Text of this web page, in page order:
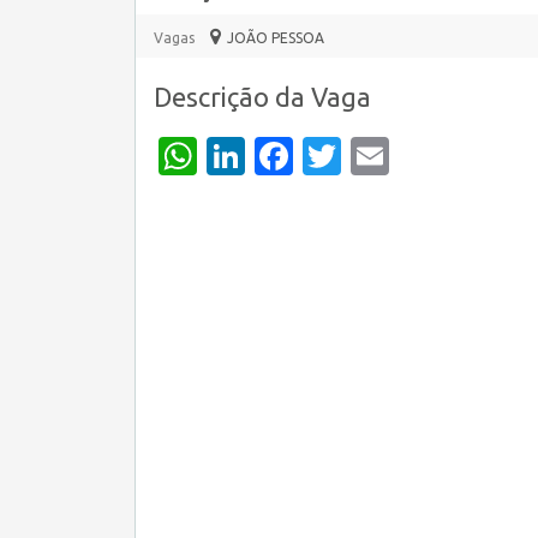
Vagas JOÃO PESSOA
Descrição da Vaga
WhatsApp
LinkedIn
Facebook
Twitter